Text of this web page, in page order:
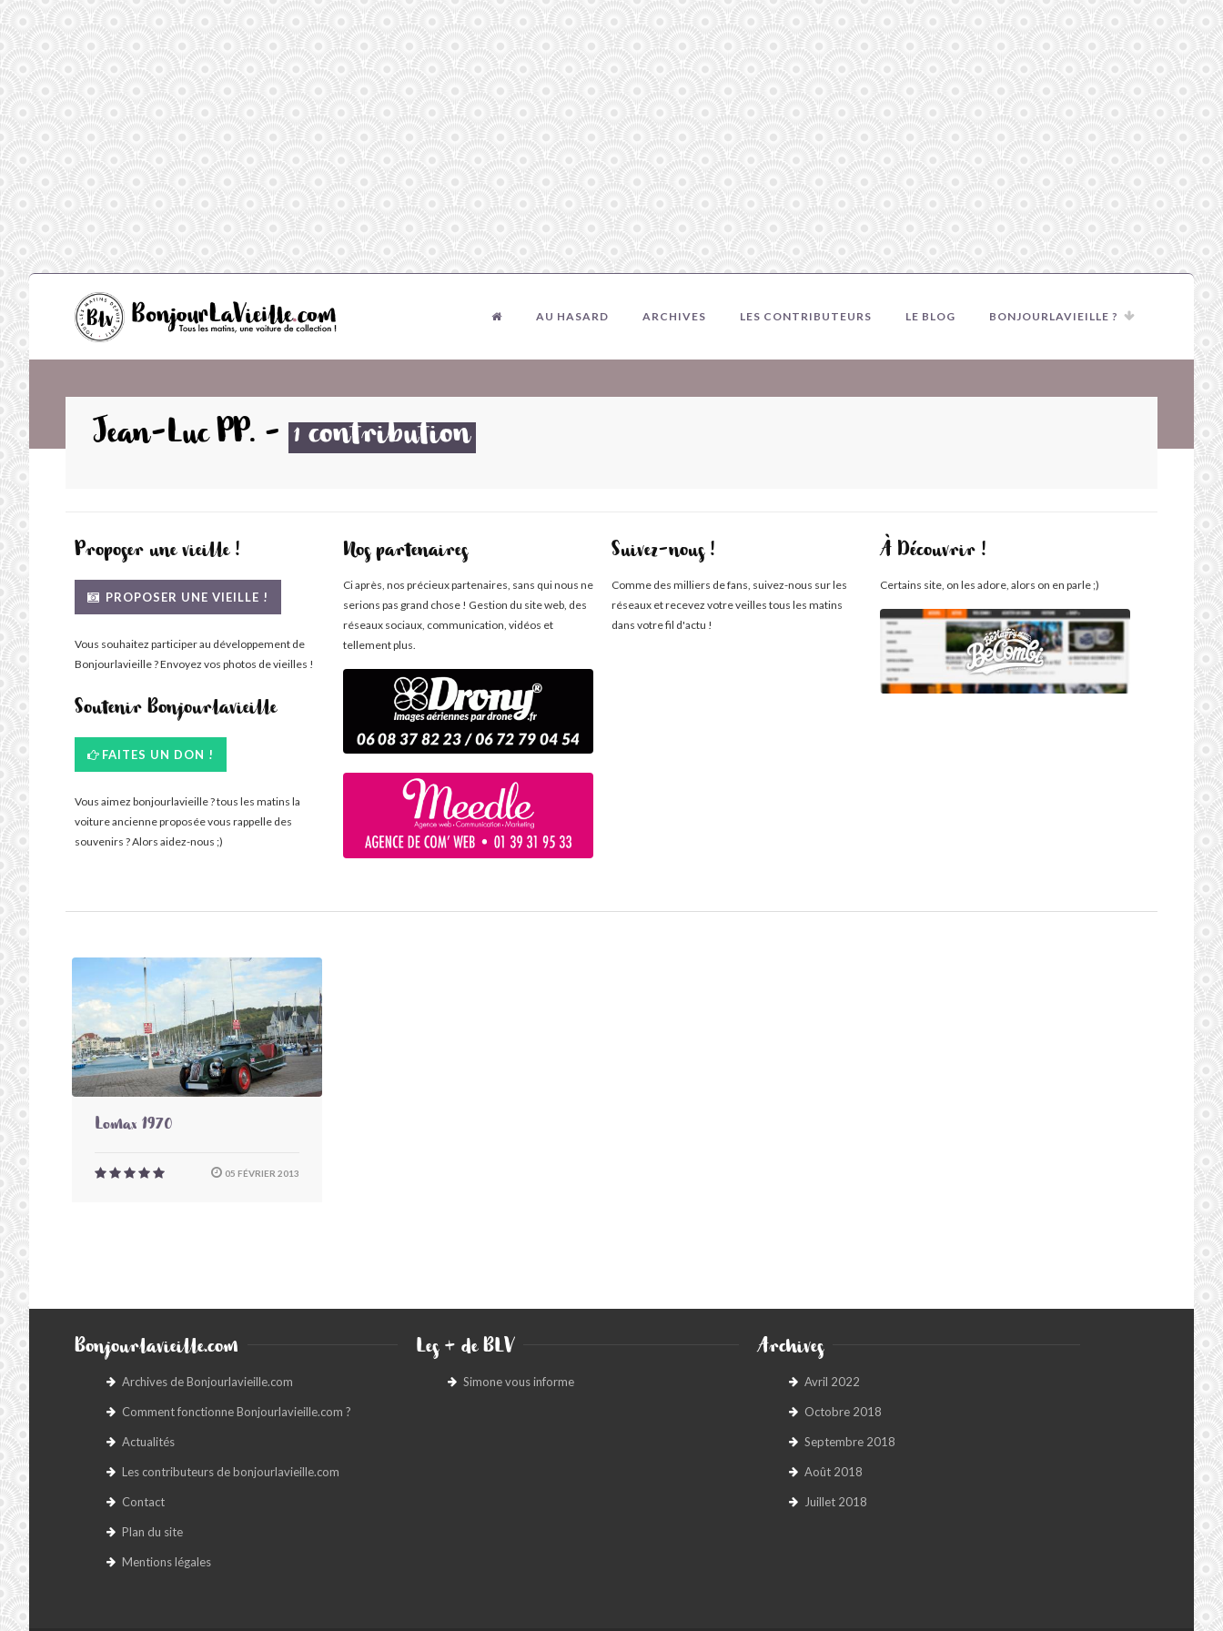
AU HASARD ARCHIVES LES CONTRIBUTEURS LE BLOG BONJOURLAVIEILLE ?
Jean-Luc PP. - 1 contribution
Proposer une vieille !
PROPOSER UNE VIEILLE !
Vous souhaitez participer au développement de
Bonjourlavieille ? Envoyez vos photos de vieilles !
Soutenir Bonjourlavieille
FAITES UN DON !
Vous aimez bonjourlavieille ? tous les matins la
voiture ancienne proposée vous rappelle des
souvenirs ? Alors aidez-nous ;)
Nos partenaires
Ci après, nos précieux partenaires, sans qui nous ne
serions pas grand chose ! Gestion du site web, des
réseaux sociaux, communication, vidéos et
tellement plus.
Suivez-nous !
Comme des milliers de fans, suivez-nous sur les
réseaux et recevez votre veilles tous les matins
dans votre fil d'actu !
À Découvrir !
Certains site, on les adore, alors on en parle ;)
Lomax 1970
05 FÉVRIER 2013
Bonjourlavieille.com
Archives de Bonjourlavieille.com
Comment fonctionne Bonjourlavieille.com ?
Actualités
Les contributeurs de bonjourlavieille.com
Contact
Plan du site
Mentions légales
Les + de BLV
Simone vous informe
Archives
Avril 2022
Octobre 2018
Septembre 2018
Août 2018
Juillet 2018